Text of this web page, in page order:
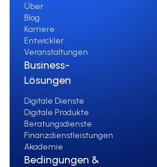
Über
Blog
Karriere
Entwickler
Veranstaltungen
Business-
Lösungen
Digitale Dienste
Digitale Produkte
Beratungsdienste
Finanzdienstleistungen
Akademie
Bedingungen &